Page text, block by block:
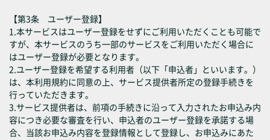
【第3条 ユーザー登録】
1.本サービスはユーザー登録をせずにご利用いただくことも可能で
すが、本サービスのうち一部のサービスをご利用いただく場合に
はユーザー登録が必要となります。
2.ユーザー登録を希望する利用者（以下「申込者」といいます。）
は、本利用規約に同意の上、サービス提供者所定の登録手続きを
行っていただきます。
3.サービス提供者は、前項の手続きに沿って入力されたお申込み内
容につき必要な審査を行い、申込者のユーザー登録を承諾する場
合、当該お申込み内容を登録情報として登録し、お申込みにあた